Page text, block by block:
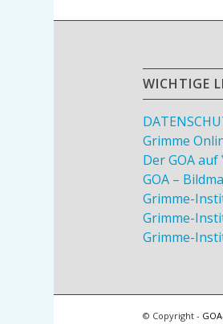
WICHTIGE
Grimme
Der GOA
GOA –
Grimme-
Grimme-
Grimme-
© Copyright -